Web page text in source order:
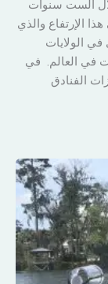
الست سنوات
الإرتفاع والذي
في الولايات
في العالم. في